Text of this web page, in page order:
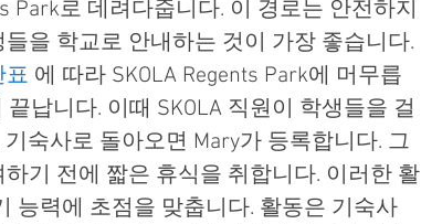
Park로 데려다줍니다. 이 경로는 안전하지
을 학교로 안내하는 것이 가장 좋습니다.
표 에 따라 SKOLA Regents Park에 머무릅
납니다. 이때 SKOLA 직원이 학생들을 걸
숙사로 돌아오면 Mary가 등록합니다. 그
기 전에 짧은 휴식을 취합니다. 이러한 활
능력에 초점을 맞춥니다. 활동은 기숙사